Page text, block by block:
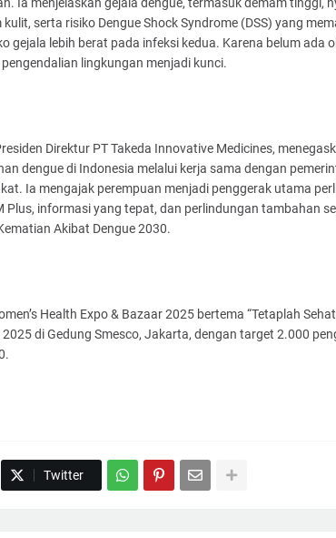
serta risiko Dengue Shock Syndrome (DSS) yang
gejala lebih berat pada infeksi kedua. Karena belum ada
lingkungan menjadi kunci.
Direktur PT Takeda Innovative Medicines,
dengue di Indonesia melalui kerja sama dengan
Ia mengajak perempuan menjadi penggerak utama
Plus, informasi yang tepat, dan perlindungan tambahan
Akibat Dengue 2030.
Health Expo & Bazaar 2025 bertema “Tetaplah
di Gedung Smesco, Jakarta, dengan target 2.000
Twitter